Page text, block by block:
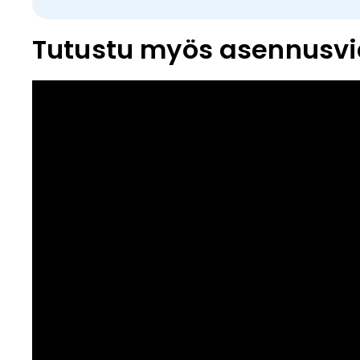
Tutustu myös